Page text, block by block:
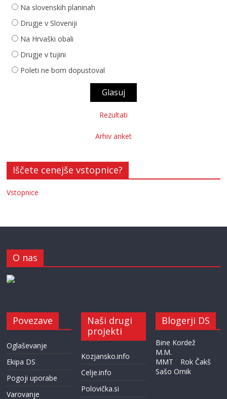
Na slovenskih planinah
Drugje v Sloveniji
Na Hrvaški obali
Drugje v tujini
Poleti ne bom dopustoval
Rezultati
Arhiv anket
Iščete cenejše vstopnice?
Vstopnice
O nas
Povezave
Oglaševanje
Ekipa DS
Pogoji uporabe
Varovanje
Naši drugi
projekti
Kozjansko.info
Celje.info
Polovička.si
Blogerji DS
Bine Kordež
M.M.
MMT
Rok Čakš
Sašo Ornik